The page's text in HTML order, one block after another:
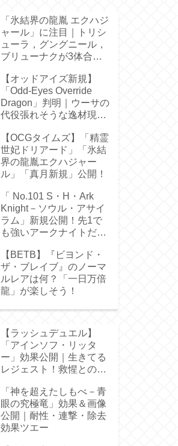
「氷結界の龍胤 エクハジ
ャール」に注目｜トリシ
ューラ，グングニール，
ブリューナクが3体合
【オッドアイズ新規】
「Odd-Eyes Override
Dragon」判明｜ウーサの
代役張れそうな逸材現
【OCGタイムズ】「精霊
世妃ドリアード」「氷結
界の龍胤エクハジャー
ル」「真月新規」公開！
「 No.101 S・H・Ark
Knight－ソウル・アサイ
ラム」新規公開！先1で
も強いアークナイトだ
【BETB】『ビヨンド・
ザ・ブレイブ』のノーマ
ルレアは何？「一日万倍
龍」が楽しそう！
【ラッシュデュエル】
「アインソフ・リッタ
ー」効果公開｜生きてる
レジェスト！救惺との相
「神を超えたしもべ－青
眼の究極竜」効果＆画像
公開｜耐性・連撃・除去
効果ツエー